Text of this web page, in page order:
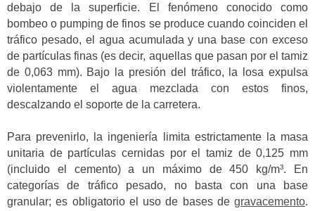
debajo de la superficie. El fenómeno conocido como
bombeo o pumping de finos se produce cuando coinciden el
tráfico pesado, el agua acumulada y una base con exceso
de partículas finas (es decir, aquellas que pasan por el tamiz
de 0,063 mm). Bajo la presión del tráfico, la losa expulsa
violentamente el agua mezclada con estos finos,
descalzando el soporte de la carretera.
Para prevenirlo, la ingeniería limita estrictamente la masa
unitaria de partículas cernidas por el tamiz de 0,125 mm
(incluido el cemento) a un máximo de 450 kg/m³. En
categorías de tráfico pesado, no basta con una base
granular; es obligatorio el uso de bases de gravacemento.